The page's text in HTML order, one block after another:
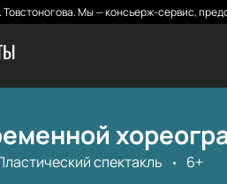
Мы — консьерж-сервис,
спектакль
6+